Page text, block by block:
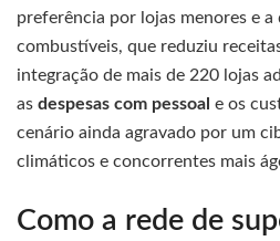
preferência por lojas menores e a
combustíveis, que reduziu
integração de mais de 220 lojas
as despesas com pessoal e os
cenário ainda agravado por um
climáticos e concorrentes mais
Como a rede de